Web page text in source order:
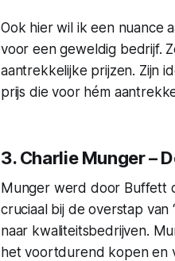
Ook hier wil ik een nuance
voor een geweldig bedrijf.
aantrekkelijke prijzen. Zijn
prijs die voor hém
3. Charlie Munger –
Munger werd door Buffett
cruciaal bij de overstap van
naar kwaliteitsbedrijven.
het voortdurend kopen en